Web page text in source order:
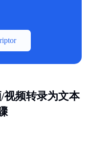
频转录为文本